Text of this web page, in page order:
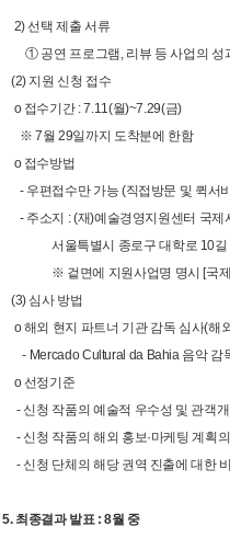
2) 선택 제출 서류
① 공연 프로그램, 리뷰 등 사업의 성
(2) 지원 신청 접수
o 접수기간 : 7.11(월)~7.29(금)
※ 7월 29일까지 도착분에 한함
o 접수방법
- 우편접수만 가능 (직접방문 및 퀵서
- 주소지 : (재)예술경영지원센터 국제
서울특별시 종로구 대학로 10길
※ 겉면에 지원사업명 명시 [국제
(3) 심사 방법
o 해외 현지 파트너 기관 감독 심사(해
- Mercado Cultural da Bahia 음악 감
o 선정기준
- 신청 작품의 예술적 우수성 및 관객
- 신청 작품의 해외 홍보·마케팅 계획
- 신청 단체의 해당 권역 진출에 대한
5. 최종결과 발표 : 8월 중